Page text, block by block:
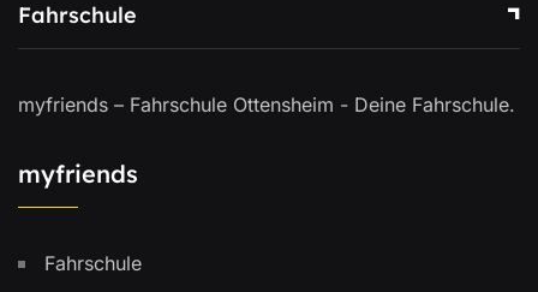
Fahrschule
myfriends – Fahrschule Ottensheim - Deine Fahrschule.
myfriends
Fahrschule